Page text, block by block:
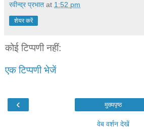
रवीन्द्र प्रभात at 1:52 pm
शेयर करें
कोई टिप्पणी नहीं:
एक टिप्पणी भेजें
‹ मुख्यपृष्ठ
वेब वर्शन देखें